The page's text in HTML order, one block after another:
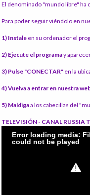
El denominado "mundo libre" ha
Para poder seguir viéndolo en
1) Instale en su ordenador el
2) Ejecute el programay
3) Pulse "CONECTAR" en la
4) Vuelva a entrar en nuestra
5) Maldigaa los cabecillas del
TELEVISIÓN - CANAL RUSSIA